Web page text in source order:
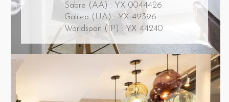
Sabre (AA) : YX 0044426
Galileo (UA) : YX 49396
Worldspan (1P) : YX 44240